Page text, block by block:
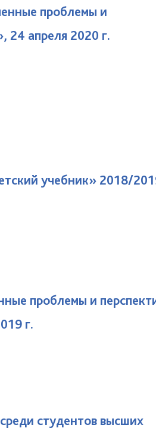
проблемы и
24 апреля 2020 г.
учебник» 2018/
проблемы и
г.
студентов высших